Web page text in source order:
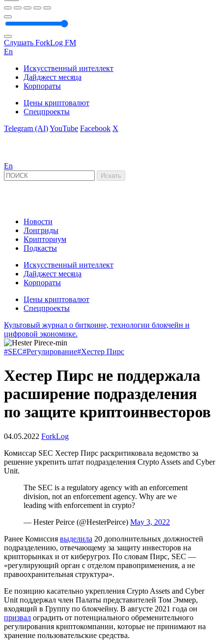
Слушать ForkLog FM
En
Искусственный интеллект
Дайджест месяца
Корпораты
Цены криптовалют
Спецпроекты
Telegram (AI)YouTube Facebook X
En
Новости
Лонгриды
Крипториум
Подкасты
Искусственный интеллект
Дайджест месяца
Корпораты
Цены криптовалют
Спецпроекты
Культовый журнал о биткоине, технологии блокчейн и
цифровой экономике.
#SEC#Регулирование#Хестер Пирс
Хестер Пирс не поддержала
расширение подразделения
по защите криптоинвесторов
04.05.2022 ForkLog
Комиссар SEC Хестер Пирс раскритиковала ведомство за
решение укрепить штат подразделения Crypto Assets and Cyber
Unit.
The SEC is a regulatory agency with an enforcement
division, not an enforcement agency. Why are we
leading with enforcement in crypto?
— Hester Peirce (@HesterPeirce) May 3, 2022
Ранее Комиссия выделила 20 дополнительных должностей
подразделению, отвечающему за защиту инвесторов на
крипторынках и от киберугроз. По словам Пирс, SEC —
«регулирующий орган с отделом правоприменения, а не
правоохранительная структура».
Ее позицию касательно укрепления Crypto Assets and Cyber
Unit поддержал член Палаты представителей Том Эммер,
входящий в Группу по блокчейну. В августе 2021 года он
призвал оградить от потенциального обременительного
регулирования криптокомпании, которые не принимают на
хранение пользовательские средства.